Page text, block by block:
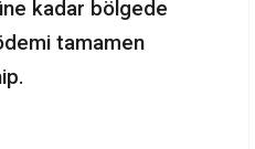
kadar bölgede
ödemi tamamen